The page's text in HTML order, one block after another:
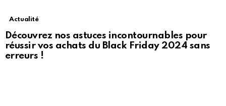
Actualité
Découvrez nos astuces incontournables pour
réussir vos achats du Black Friday 2024 sans
erreurs !